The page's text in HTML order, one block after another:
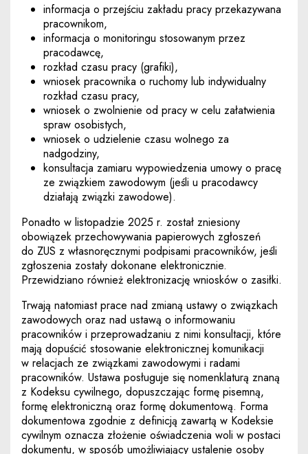
informacja o przejściu zakładu pracy przekazywana
pracownikom,
informacja o monitoringu stosowanym przez
pracodawcę,
rozkład czasu pracy (grafiki),
wniosek pracownika o ruchomy lub indywidualny
rozkład czasu pracy,
wniosek o zwolnienie od pracy w celu załatwienia
spraw osobistych,
wniosek o udzielenie czasu wolnego za
nadgodziny,
konsultacja zamiaru wypowiedzenia umowy o pracę
ze związkiem zawodowym (jeśli u pracodawcy
działają związki zawodowe).
Ponadto w listopadzie 2025 r. został zniesiony
obowiązek przechowywania papierowych zgłoszeń
do ZUS z własnoręcznymi podpisami pracowników, jeśli
zgłoszenia zostały dokonane elektronicznie.
Przewidziano również elektronizację wniosków o zasiłki.
Trwają natomiast prace nad zmianą ustawy o związkach
zawodowych oraz nad ustawą o informowaniu
pracowników i przeprowadzaniu z nimi konsultacji, które
mają dopuścić stosowanie elektronicznej komunikacji
w relacjach ze związkami zawodowymi i radami
pracowników. Ustawa posługuje się nomenklaturą znaną
z Kodeksu cywilnego, dopuszczając formę pisemną,
formę elektroniczną oraz formę dokumentową. Forma
dokumentowa zgodnie z definicją zawartą w Kodeksie
cywilnym oznacza złożenie oświadczenia woli w postaci
dokumentu, w sposób umożliwiający ustalenie osoby